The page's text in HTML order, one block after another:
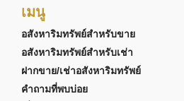
เมนู
อสังหาริมทรัพย์สำหรับขาย
อสังหาริมทรัพย์สำหรับเช่า
ฝากขาย/เช่าอสังหาริมทรัพย์
คำถามที่พบบ่อย